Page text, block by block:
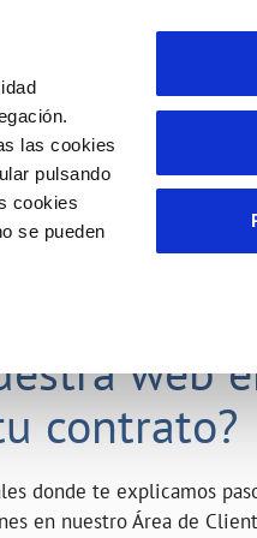
las cookies
pulsando
cookies
se pueden
INCIDENCIAS
Comunica
web
contrato?
donde te explicamos
en nuestro Área de